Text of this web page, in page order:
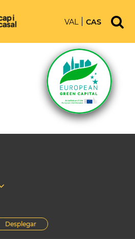
VAL CAS
Desplegar